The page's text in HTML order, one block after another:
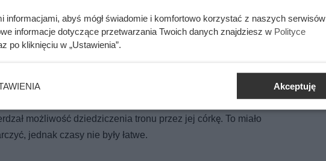
przed starszą o 30 lat Anną. Ten polski król był wielką
Był jeden wyjątek – brak męskiego potomka. Akceptacja Anny
1486 roku jej matka, księżna Małgorzata de Foix zleciła
możliwość dziedziczenia tronu przez jej córkę. To miało
jednak czasy nie były łatwe.
informacjami, abyś mógł świadomie i komfortowo korzystać z naszych serwisów
informacje dotyczące przetwarzania Twoich danych znajdziesz w Polityce
po kliknięciu w „Ustawienia”.
Akceptuję